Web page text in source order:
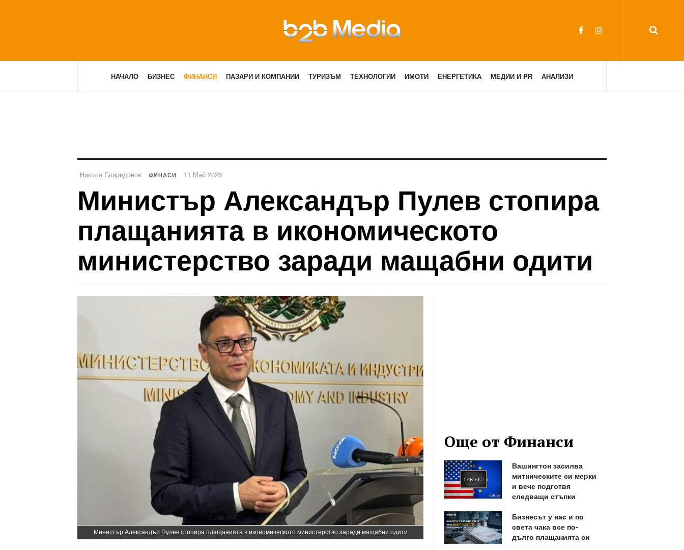
НАЧАЛО БИЗНЕС ФИНАНСИ ПАЗАРИ И КОМПАНИИ ТУРИЗЪМ ТЕХНОЛОГИИ ИМОТИ ЕНЕРГЕТИКА МЕДИИ И PR АНАЛИЗИ
Никола Спиридонов ФИНАСИ 11 Май 2026
Министър Александър Пулев стопира
плащанията в икономическото
министерство заради мащабни одити
Министър Александър Пулев стопира плащанията в икономическото министерство заради мащабни одити
Още от Финанси
Вашингтон засилва
митническите си мерки
и вече подготвя
следващи стъпки
Бизнесът у нас и по
света чака все по-
дълго плащанията си